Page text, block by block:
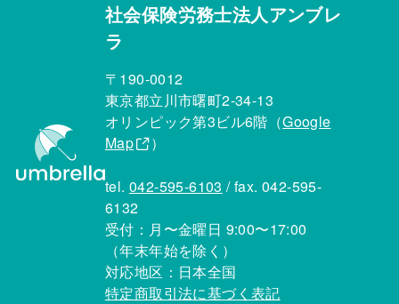
社会保険労務士法人アンブレ
ラ
〒190-0012
東京都立川市曙町2-34-13
オリンピック第3ビル6階（Google
Map
）
tel. 042-595-6103 / fax. 042-595-
6132
受付：月〜金曜日 9:00〜17:00
（年末年始を除く）
対応地区：日本全国
特定商取引法に基づく表記